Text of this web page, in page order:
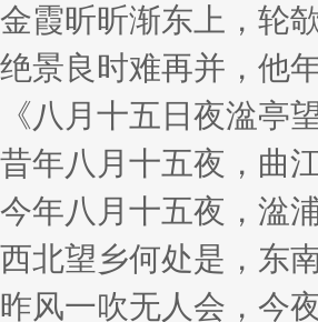
金霞昕昕渐东上，轮
绝景良时难再并，他
《八月十五日夜湓亭
昔年八月十五夜，曲
今年八月十五夜，湓
西北望乡何处是，东
昨风一吹无人会，今